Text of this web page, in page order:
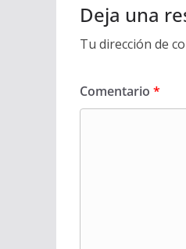
Deja una
Tu dirección de
Comentario *